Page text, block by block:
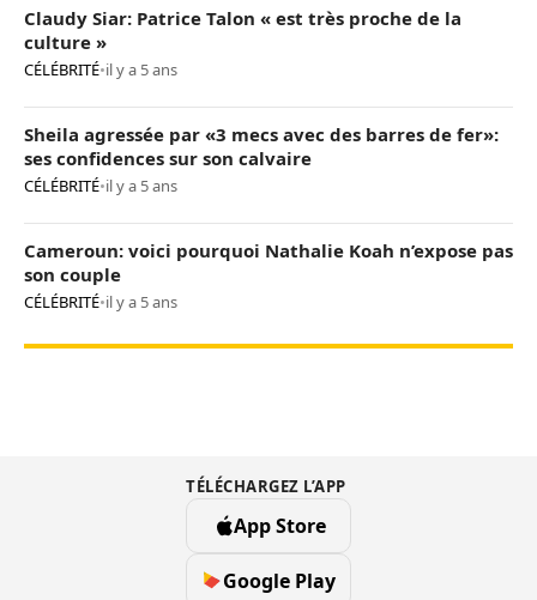
Claudy Siar: Patrice Talon « est très proche de la
culture »
CÉLÉBRITÉ•il y a 5 ans
Sheila agressée par «3 mecs avec des barres de fer»:
ses confidences sur son calvaire
CÉLÉBRITÉ•il y a 5 ans
Cameroun: voici pourquoi Nathalie Koah n’expose pas
son couple
CÉLÉBRITÉ•il y a 5 ans
TÉLÉCHARGEZ L’APP
App Store
Google Play